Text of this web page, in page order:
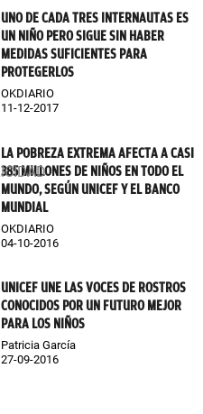
UNO DE CADA TRES INTERNAUTAS ES
UN NIÑO PERO SIGUE SIN HABER
MEDIDAS SUFICIENTES PARA
PROTEGERLOS
OKDIARIO
11-12-2017
LA POBREZA EXTREMA AFECTA A CASI
385 MILLONES DE NIÑOS EN TODO EL
MUNDO, SEGÚN UNICEF Y EL BANCO
MUNDIAL
OKDIARIO
04-10-2016
UNICEF UNE LAS VOCES DE ROSTROS
CONOCIDOS POR UN FUTURO MEJOR
PARA LOS NIÑOS
Patricia García
27-09-2016